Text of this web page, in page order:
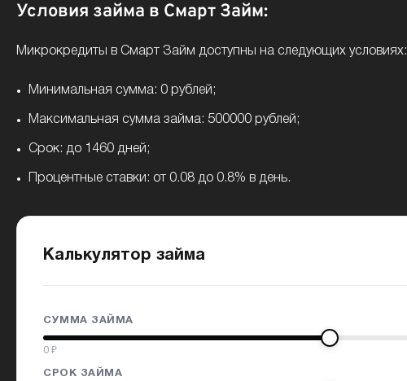
Условия займа в Смарт Займ:
Микрокредиты в Смарт Займ доступны на следующих условиях:
Минимальная сумма: 0 рублей;
Максимальная сумма займа: 500000 рублей;
Срок: до 1460 дней;
Процентные ставки: от 0.08 до 0.8% в день.
Калькулятор займа
СУММА ЗАЙМА
0 ₽
СРОК ЗАЙМА